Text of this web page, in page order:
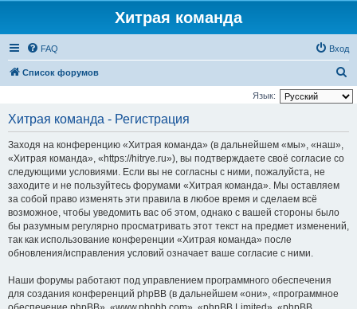
Хитрая команда
FAQ Вход
Список форумов
о
Язык:
Хитрая команда - Регистрация
Заходя на конференцию «Хитрая команда» (в дальнейшем «мы», «наш»,
«Хитрая команда», «https://hitrye.ru»), вы подтверждаете своё согласие со
следующими условиями. Если вы не согласны с ними, пожалуйста, не
заходите и не пользуйтесь форумами «Хитрая команда». Мы оставляем
за собой право изменять эти правила в любое время и сделаем всё
возможное, чтобы уведомить вас об этом, однако с вашей стороны было
бы разумным регулярно просматривать этот текст на предмет изменений,
так как использование конференции «Хитрая команда» после
обновления/исправления условий означает ваше согласие с ними.
Наши форумы работают под управлением программного обеспечения
для создания конференций phpBB (в дальнейшем «они», «программное